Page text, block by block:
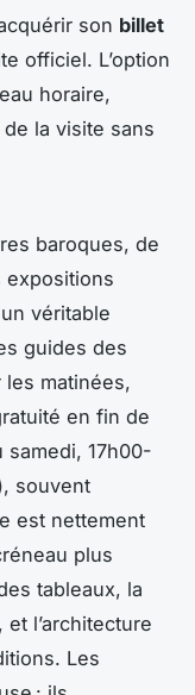
son billet
officiel. L’option
horaire,
la visite sans
baroques, de
expositions
véritable
guides des
les matinées,
en fin de
17h00-
souvent
est nettement
plus
tableaux, la
l’architecture
Les